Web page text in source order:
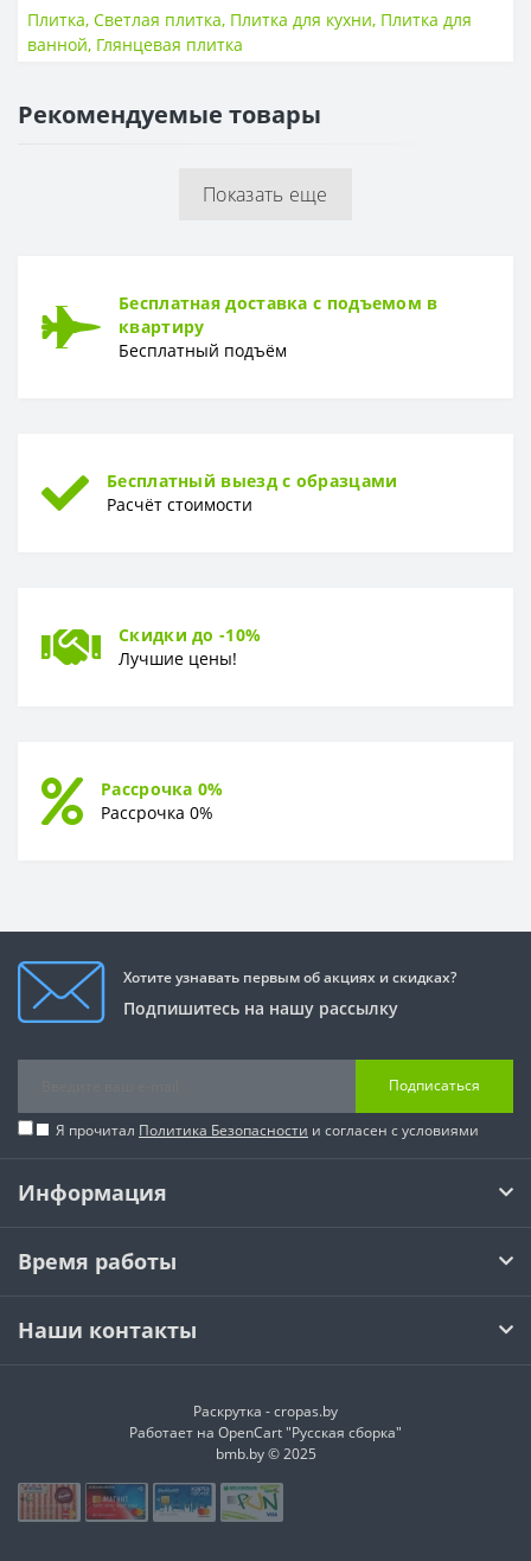
Размер
200*70
Тип
ПОВЕРХНОСТЬ
Плитка,Светлая плитка, Плитка для кухни, Плитка для
ванной, Глянцевая плитка
Рекомендуемые товары
Показать еще
Бесплатная доставка с подъемом в
квартиру
Бесплатный подъём
Бесплатный выезд с образцами
Расчёт стоимости
Скидки до -10%
Лучшие цены!
Рассрочка 0%
Рассрочка 0%
Хотите узнавать первым об акциях и скидках?
Подпишитесь на нашу рассылку
Подписаться
Я прочитал Политика Безопасности и согласен с условиями
Информация
Время работы
Наши контакты
Раскрутка -cropas.by
Работает на OpenCart "Русская сборка"
bmb.by © 2025